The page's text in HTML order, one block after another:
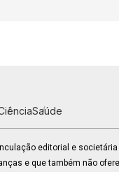
Saúde
editorial e societária
e que também não